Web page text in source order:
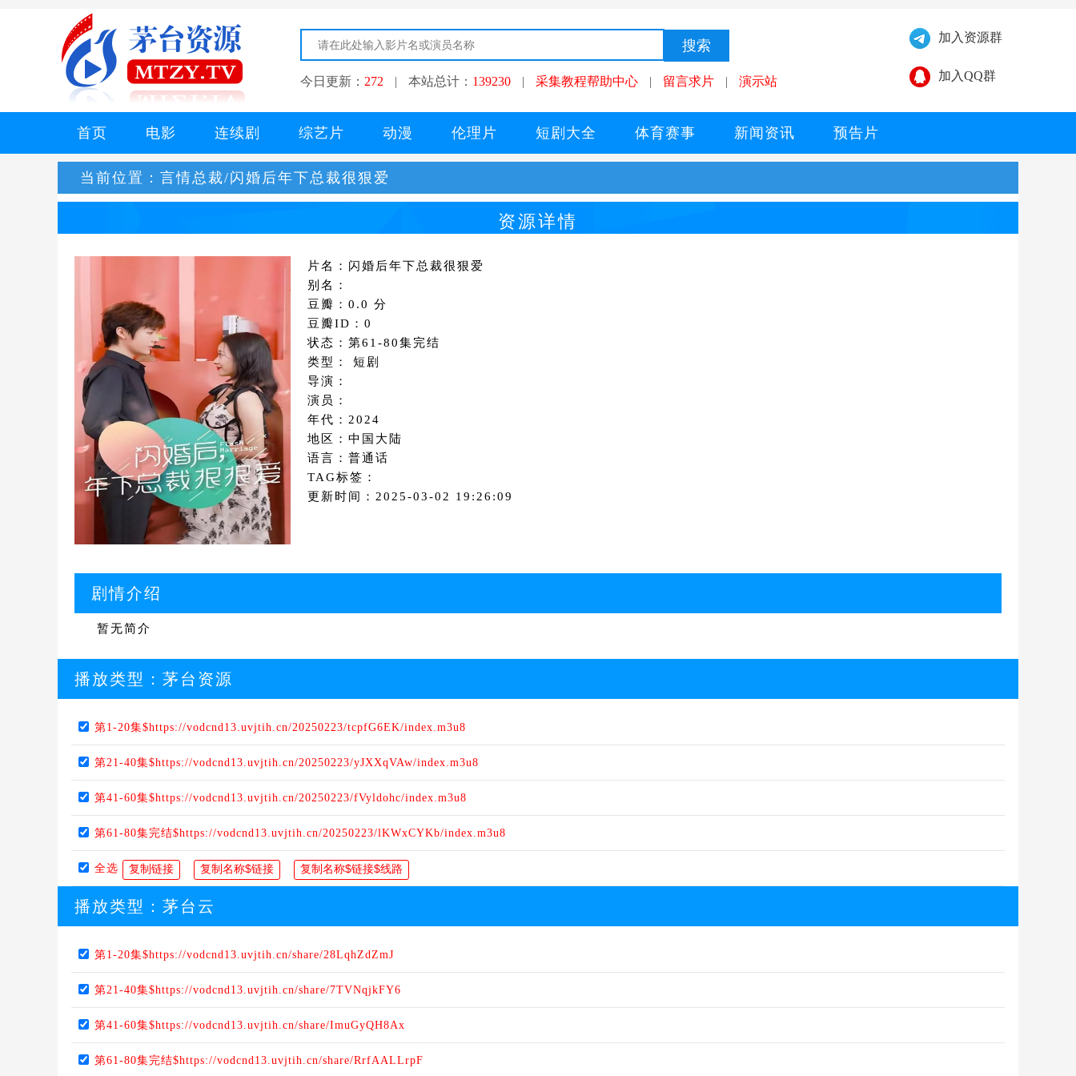
今日更新： 272 | 本站总计： 139230 | 采集教程帮助中心 | 留言求片 | 演示站
加入资源群
加入QQ群
首页 电影 连续剧 综艺片 动漫 伦理片 短剧大全 体育赛事 新闻资讯 预告片
当前位置： 言情总裁/闪婚后年下总裁很狠爱
资源详情
片名：闪婚后年下总裁很狠爱
别名：
豆瓣：0.0 分
豆瓣ID：0
状态：第61-80集完结
类型： 短剧
导演：
演员：
年代：2024
地区：中国大陆
语言：普通话
TAG标签：
更新时间：2025-03-02 19:26:09
剧情介绍
暂无简介
播放类型： 茅台资源
第1-20集$https://vodcnd13.uvjtih.cn/20250223/tcpfG6EK/index.m3u8
第21-40集$https://vodcnd13.uvjtih.cn/20250223/yJXXqVAw/index.m3u8
第41-60集$https://vodcnd13.uvjtih.cn/20250223/fVyldohc/index.m3u8
第61-80集完结$https://vodcnd13.uvjtih.cn/20250223/lKWxCYKb/index.m3u8
全选
播放类型： 茅台云
第1-20集$https://vodcnd13.uvjtih.cn/share/28LqhZdZmJ
第21-40集$https://vodcnd13.uvjtih.cn/share/7TVNqjkFY6
第41-60集$https://vodcnd13.uvjtih.cn/share/ImuGyQH8Ax
第61-80集完结$https://vodcnd13.uvjtih.cn/share/RrfAALLrpF